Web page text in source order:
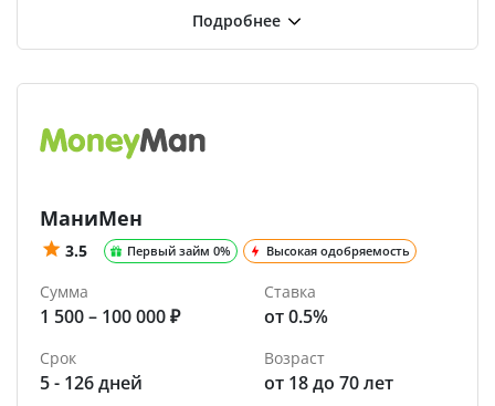
МаниМен
3.5 Первый займ 0% Высокая одобряемость
Сумма
1 500 – 100 000 ₽
Ставка
от 0.5%
Срок
5 - 126 дней
Возраст
от 18 до 70 лет